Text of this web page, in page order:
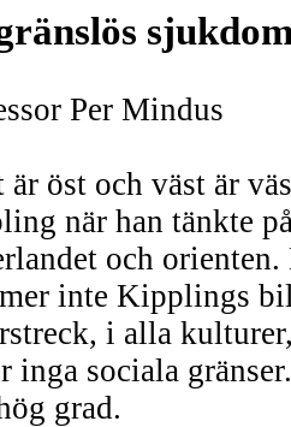
Per Mindus
är öst och väst är
när han tänkte
och
inte Kipplings
i alla
inga sociala
grad.